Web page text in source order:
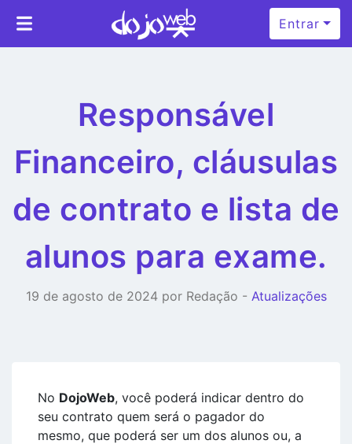
Entrar
Responsável
Financeiro, cláusulas
de contrato e lista de
alunos para exame.
19 de agosto de 2024 por Redação - Atualizações
No DojoWeb, você poderá indicar dentro do
seu contrato quem será o pagador do
mesmo, que poderá ser um dos alunos ou, a